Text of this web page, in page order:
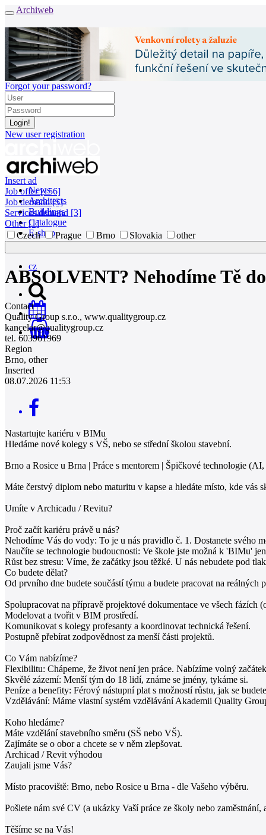
Archiweb
Forgot your password?
New user registration
News
Architects
Buildings
Catalogue
E-shop
cz
0
Insert ad
Job offer [156]
Job demand [5]
Services demand [3]
Other [1]
Czech
Prague Brno Slovakia other
ABSOLVENT? Nehodíme Tě
Contact
Quality Group s.r.o., www.qualitygroup.cz
kancelar@qualitygroup.cz
tel. 603961969
Region
Brno, other
Inserted
08.07.2026 11:53
Nastartujte kariéru v BIMu
Hledáme nové kolegy s VŠ, nebo se střední školou stavební.
Brno a Rosice u Brna | Práce s mentorem | Špičkové technologie
Máte čerstvý diplom nebo maturitu v kapse a hledáte místo, kde vás
Umíte v Archicadu / Revitu?
Proč začít kariéru právě u nás?
Nehodíme Vás do vody: To je u nás pravidlo č. 1. Dostanete svého
Naučíte se technologie budoucnosti: Ve škole jste možná k 'BIMu'
Růst bez stresu: Víme, že začátky jsou těžké. U nás nebudete pod
Co budete dělat?
Od prvního dne budete součástí týmu a budete pracovat na reálných
Spolupracovat na přípravě projektové dokumentace ve všech fázích
Modelovat a tvořit v BIM prostředí.
Komunikovat s kolegy profesanty a koordinovat technická řešení.
Postupně přebírat zodpovědnost za menší části projektů.
Co Vám nabízíme?
Flexibilitu: Chápeme, že život není jen práce. Nabízíme volný
Skvělé zázemí: Menší tým do 18 lidí, známe se jmény, tykáme si.
Peníze a benefity: Férový nástupní plat s možností růstu, jak se
Vzdělávání: Máme vlastní systém vzdělávání Akademii Quality
Koho hledáme?
Máte vzdělání stavebního směru (SŠ nebo VŠ).
Zajímáte se o obor a chcete se v něm zlepšovat.
Archicad / Revit výhodou
Zaujali jsme Vás?
Místo pracoviště: Brno, nebo Rosice u Brna - dle Vašeho výběru.
Pošlete nám své CV (a ukázky Vaší práce ze školy nebo
Těšíme se na Vás!